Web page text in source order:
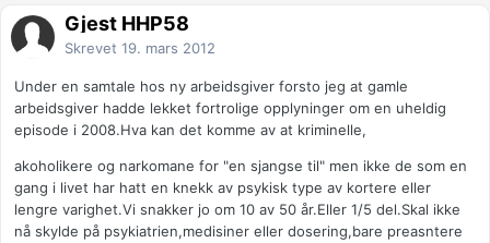
Gjest HHP58
Skrevet 19. mars 2012
Under en samtale hos ny arbeidsgiver forsto jeg at gamle
arbeidsgiver hadde lekket fortrolige opplyninger om en uheldig
episode i 2008.Hva kan det komme av at kriminelle,
akoholikere og narkomane for "en sjangse til" men ikke de som en
gang i livet har hatt en knekk av psykisk type av kortere eller
lengre varighet.Vi snakker jo om 10 av 50 år.Eller 1/5 del.Skal ikke
nå skylde på psykiatrien,medisiner eller dosering,bare preasntere